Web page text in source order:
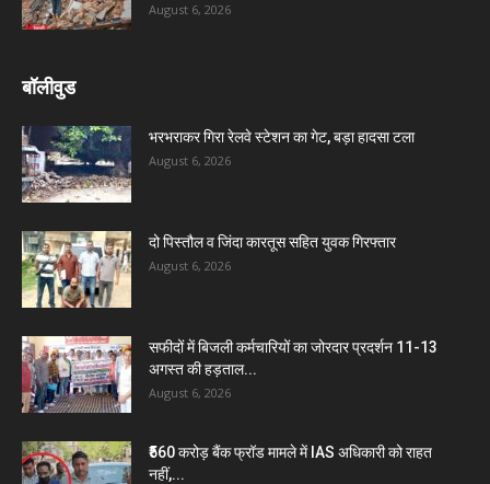
August 6, 2026
बॉलीवुड
भरभराकर गिरा रेलवे स्टेशन का गेट, बड़ा हादसा टला
August 6, 2026
दो पिस्तौल व जिंदा कारतूस सहित युवक गिरफ्तार
August 6, 2026
सफीदों में बिजली कर्मचारियों का जोरदार प्रदर्शन 11-13
अगस्त की हड़ताल...
August 6, 2026
₹560 करोड़ बैंक फ्रॉड मामले में IAS अधिकारी को राहत
नहीं,...